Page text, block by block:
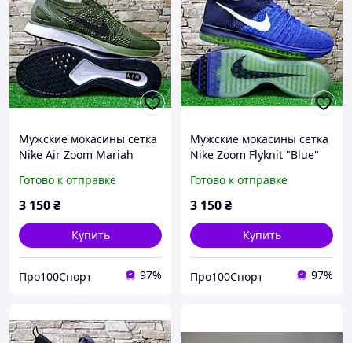
Мужские мокасины сетка
Nike Air Zoom Mariah
44(28,5)см
Готово к отправке
3 150₴
Купить
Про100Спорт 97%
Мужские мокасины сетка
Nike Zoom Flyknit "Blue"
Готово к отправке
3 150₴
Купить
Про100Спорт 97%